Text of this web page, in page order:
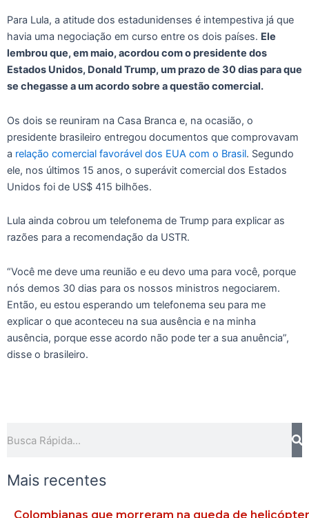
Para Lula, a atitude dos estadunidenses é intempestiva já que
havia uma negociação em curso entre os dois países. Ele
lembrou que, em maio, acordou com o presidente dos
Estados Unidos, Donald Trump, um prazo de 30 dias para que
se chegasse a um acordo sobre a questão comercial.
Os dois se reuniram na Casa Branca e, na ocasião, o
presidente brasileiro entregou documentos que comprovavam
a relação comercial favorável dos EUA com o Brasil. Segundo
ele, nos últimos 15 anos, o superávit comercial dos Estados
Unidos foi de US$ 415 bilhões.
Lula ainda cobrou um telefonema de Trump para explicar as
razões para a recomendação da USTR.
“Você me deve uma reunião e eu devo uma para você, porque
nós demos 30 dias para os nossos ministros negociarem.
Então, eu estou esperando um telefonema seu para me
explicar o que aconteceu na sua ausência e na minha
ausência, porque esse acordo não pode ter a sua anuência”,
disse o brasileiro.
Mais recentes
Colombianas que morreram na queda de